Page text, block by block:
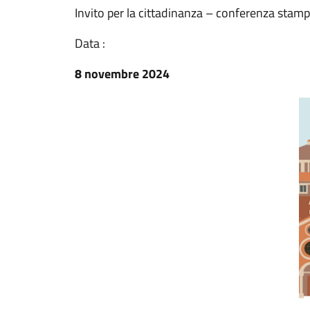
Invito per la cittadinanza – conferenza
Data :
8 novembre 2024